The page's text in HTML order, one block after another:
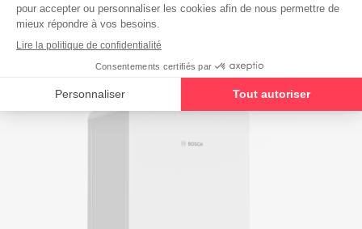
15 mars 2023